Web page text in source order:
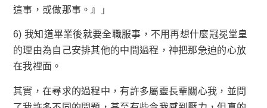
這事，或做那事。』」
6) 我知道畢業後就要全職服事，不用再想什麼冠冕堂皇
的理由為自己安排其他的中間過程，神把那急迫的心放
在我裡面。
其實，在尋求的過程中，有許多屬靈長輩關心我，並問